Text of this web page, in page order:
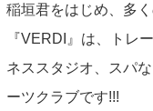
稲垣君をはじめ、多
『VERDI』は、トレ
ネススタジオ、スパ
ーツクラブです!!!